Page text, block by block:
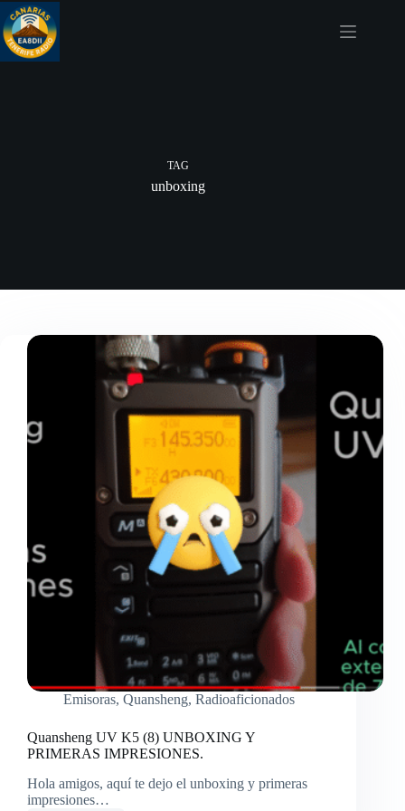
Skip
to
content
TAG
unboxing
Emisoras, Quansheng, Radioaficionados
Quansheng UV K5 (8) UNBOXING Y
PRIMERAS IMPRESIONES.
Hola amigos, aquí te dejo el unboxing y primeras
impresiones…